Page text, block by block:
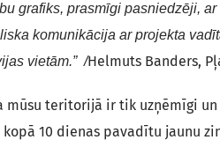
grafiks, prasmīgi pasniedzēji,
komunikācija ar projekta
vietām.” /Helmuts Banders,
mūsu teritorijā ir tik uzņēmīgi
10 dienas pavadītu jaunu